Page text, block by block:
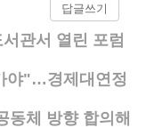
답글쓰기
관서 열린 포럼
야"…경제대연정
동체 방향 합의해